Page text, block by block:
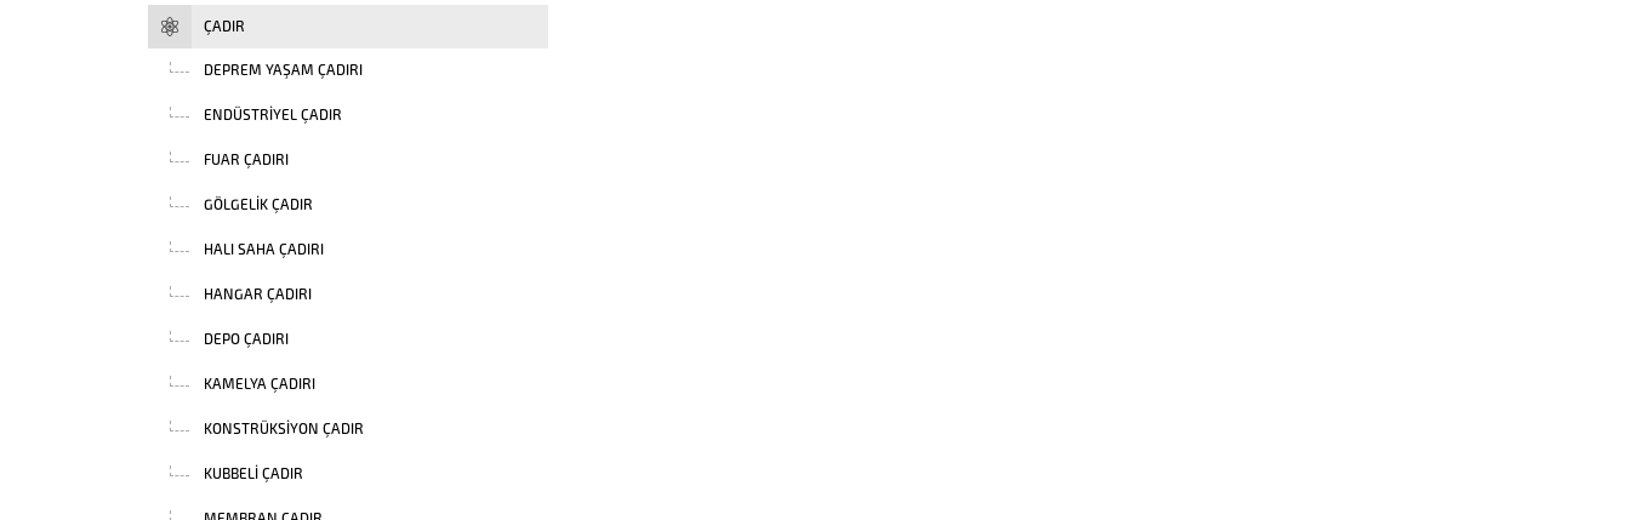
ÇADIR
DEPREM YAŞAM ÇADIRI
ENDÜSTRIYEL ÇADIR
FUAR ÇADIRI
GÖLGELIK ÇADIR
HALI SAHA ÇADIRI
HANGAR ÇADIRI
DEPO ÇADIRI
KAMELYA ÇADIRI
KONSTRÜKSIYON ÇADIR
KUBBELI ÇADIR